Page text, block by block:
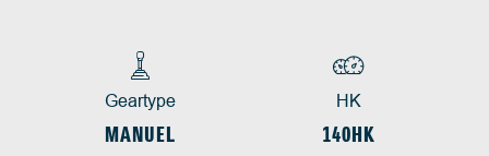
Geartype
MANUEL
HK
140HK